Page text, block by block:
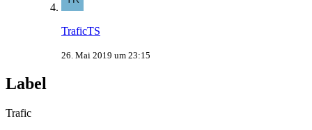
TraficTS
26. Mai 2019 um 23:15
Label
Trafic